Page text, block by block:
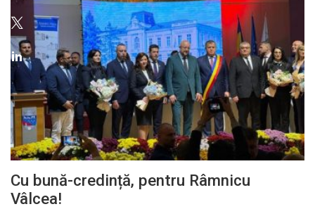
Cu bună-credință, pentru Râmnicu
Vâlcea!